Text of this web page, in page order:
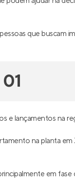
que buscam
e lançamentos na
na planta
em fase